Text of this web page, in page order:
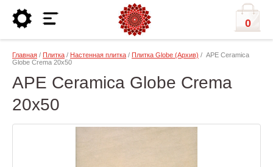
0
Главная / Плитка / Настенная плитка / Плитка Globe (Архив) / APE Ceramica
Globe Crema 20x50
APE Ceramica Globe Crema
20x50